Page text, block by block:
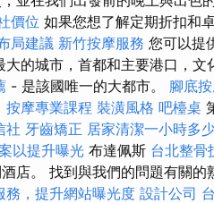
價位 如果您想了解定期折扣和
局建議 新竹按摩服務 您可以提
大的城市，首都和主要港口，文
- 是該國唯一的大都市。 腳底
按摩專業課程 裝潢風格 吧檯桌
社 牙齒矯正 居家清潔一小時多
以提升曝光 布達佩斯 台北整骨
店。 找到與我們的問題有關
務，提升網站曝光度 設計公司